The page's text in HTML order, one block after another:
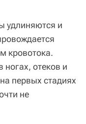
удлиняются и
кровотока.
ногах, отеков и
первых стадиях
не